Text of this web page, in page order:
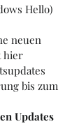
Hello)
neuen
hier
bis zum
Updates